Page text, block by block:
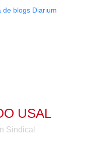
USAL
Sindical